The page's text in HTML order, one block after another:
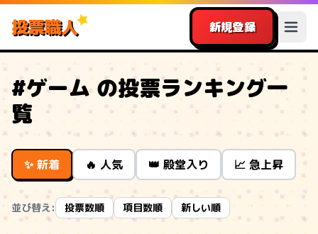
投票職人 新規登録
#ゲーム の投票ランキング一
覧
✨ 新着 🔥 人気 👑 殿堂入り 📈 急上昇
並び替え: 投票数順 項目数順 新しい順